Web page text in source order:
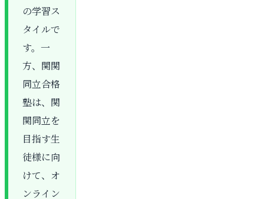
の学習ス
タイルで
す。一
方、関関
同立合格
塾は、関
関同立を
目指す生
徒様に向
けて、オ
ンライン